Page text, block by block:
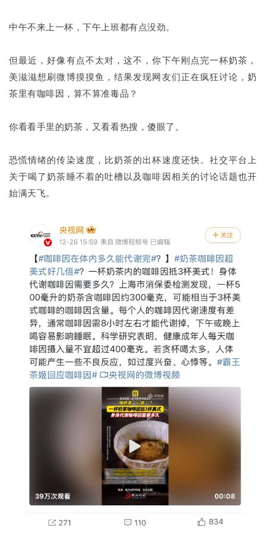
中午不来上一杯，下午上班都有点没劲。
但最近，好像有点不太对，这不，你下午刚点完一杯奶茶，
美滋滋想刷微博摸摸鱼，结果发现网友们正在疯狂讨论，奶
茶里有咖啡因，算不算准毒品？
你看看手里的奶茶，又看看热搜，傻眼了。
恐慌情绪的传染速度，比奶茶的出杯速度还快。社交平台上
关于喝了奶茶睡不着的吐槽以及咖啡因相关的讨论话题也开
始满天飞。